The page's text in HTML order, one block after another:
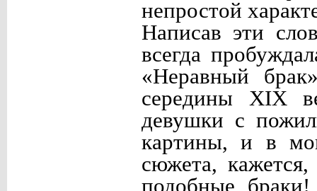
непростой
Написав эти
всегда
«Неравный
середины XIX
девушки с
картины, и в
сюжета,